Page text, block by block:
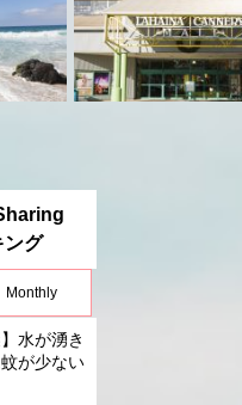
グ
Monthly
水が湧き
が少ない